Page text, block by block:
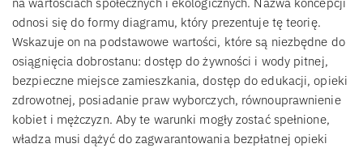
na wartościach społecznych i ekologicznych. Nazwa koncepcji
odnosi się do formy diagramu, który prezentuje tę teorię.
Wskazuje on na podstawowe wartości, które są niezbędne do
osiągnięcia dobrostanu: dostęp do żywności i wody pitnej,
bezpieczne miejsce zamieszkania, dostęp do edukacji, opieki
zdrowotnej, posiadanie praw wyborczych, równouprawnienie
kobiet i mężczyzn. Aby te warunki mogły zostać spełnione,
władza musi dążyć do zagwarantowania bezpłatnej opieki